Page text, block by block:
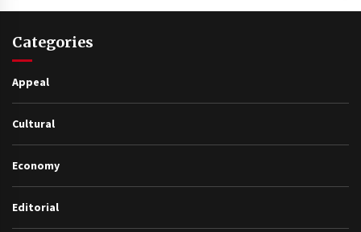
Categories
Appeal
Cultural
Economy
Editorial